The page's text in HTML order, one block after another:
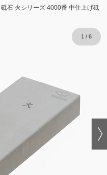
石 火シリーズ 4000番 中仕上げ砥
1/ 6